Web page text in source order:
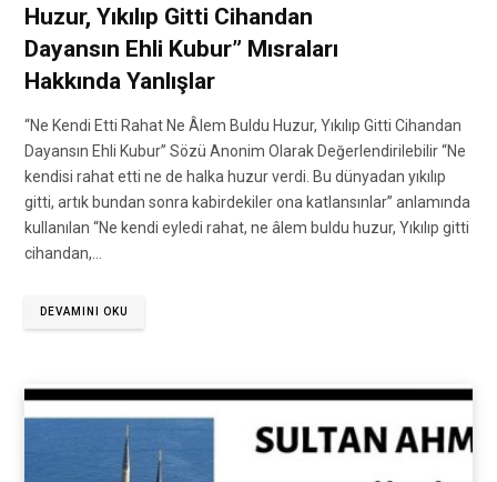
Huzur, Yıkılıp Gitti Cihandan
Dayansın Ehli Kubur” Mısraları
Hakkında Yanlışlar
“Ne Kendi Etti Rahat Ne Âlem Buldu Huzur, Yıkılıp Gitti Cihandan
Dayansın Ehli Kubur” Sözü Anonim Olarak Değerlendirilebilir “Ne
kendisi rahat etti ne de halka huzur verdi. Bu dünyadan yıkılıp
gitti, artık bundan sonra kabirdekiler ona katlansınlar” anlamında
kullanılan “Ne kendi eyledi rahat, ne âlem buldu huzur, Yıkılıp gitti
cihandan,…
DEVAMINI OKU